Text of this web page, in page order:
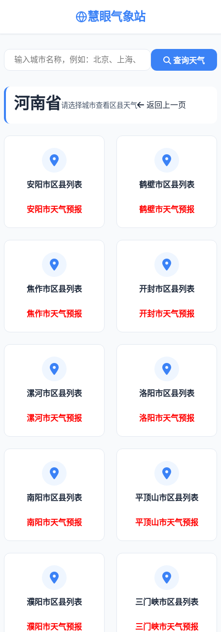
慧眼气象站
查询天气
河南省请选择城市查看区县天气 返回上一页
安阳市区县列表
安阳市天气预报
鹤壁市区县列表
鹤壁市天气预报
焦作市区县列表
焦作市天气预报
开封市区县列表
开封市天气预报
漯河市区县列表
漯河市天气预报
洛阳市区县列表
洛阳市天气预报
南阳市区县列表
南阳市天气预报
平顶山市区县列表
平顶山市天气预报
濮阳市区县列表
濮阳市天气预报
三门峡市区县列表
三门峡市天气预报